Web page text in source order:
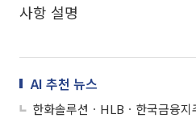
사항 설명
AI 추천 뉴스
한화솔루션ㆍHLBㆍ한국금융지